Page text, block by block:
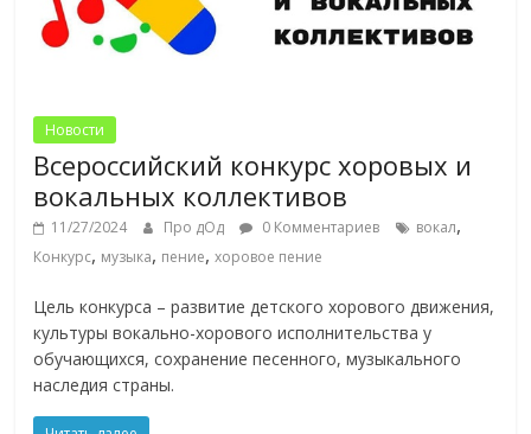
Новости
Всероссийский конкурс хоровых и
вокальных коллективов
11/27/2024 Про дОд 0 Комментариев вокал,
Конкурс, музыка, пение,хоровое пение
Цель конкурса – развитие детского хорового движения,
культуры вокально-хорового исполнительства у
обучающихся, сохранение песенного, музыкального
наследия страны.